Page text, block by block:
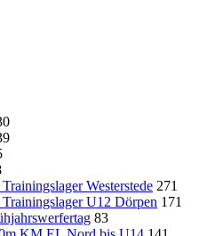
Westerstede 271
U12 Dörpen 171
83